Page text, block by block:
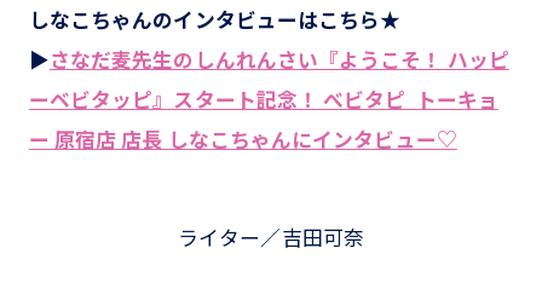
しなこちゃんのインタビューはこちら★
▶さなだ麦先生のしんれんさい『ようこそ！ ハッピ
ーベビタッピ』スタート記念！ べビタピ トーキョ
ー 原宿店 店長 しなこちゃんにインタビュー♡
ライター／吉田可奈